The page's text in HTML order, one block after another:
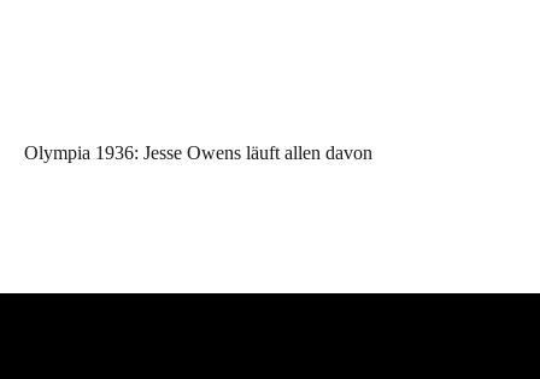
Olympia 1936: Jesse Owens läuft allen davon